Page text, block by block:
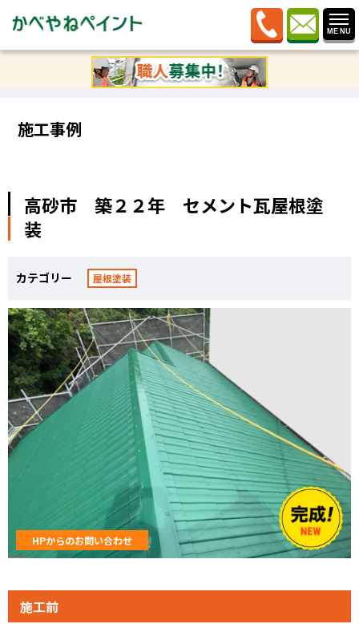
施工事例»高砂市 築２２年 セメント瓦屋根
施工事例
高砂市 築２２年 セメント瓦屋根塗
装
カテゴリー 屋根塗装
HPからのお問い合わせ
施工前